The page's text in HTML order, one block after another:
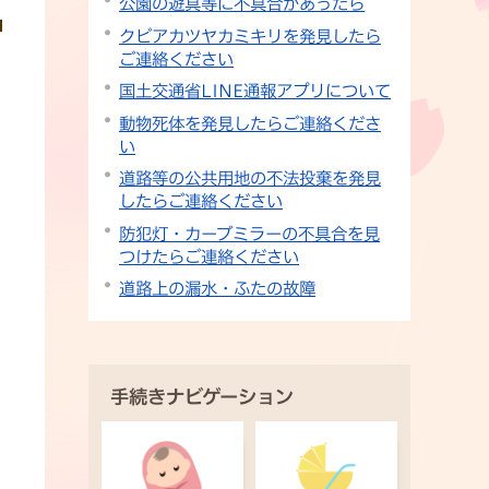
クビアカツヤカミキリを発見したら
ご連絡ください
国土交通省LINE通報アプリについて
動物死体を発見したらご連絡くださ
い
道路等の公共用地の不法投棄を発見
したらご連絡ください
防犯灯・カーブミラーの不具合を見
つけたらご連絡ください
道路上の漏水・ふたの故障
手続きナビゲーション